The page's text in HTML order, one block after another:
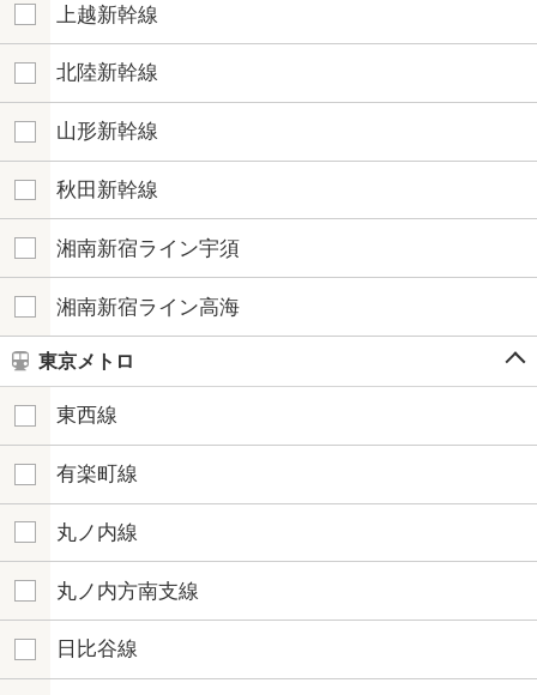
上越新幹線
北陸新幹線
山形新幹線
秋田新幹線
湘南新宿ライン宇須
湘南新宿ライン高海
東京メトロ
東西線
有楽町線
丸ノ内線
丸ノ内方南支線
日比谷線